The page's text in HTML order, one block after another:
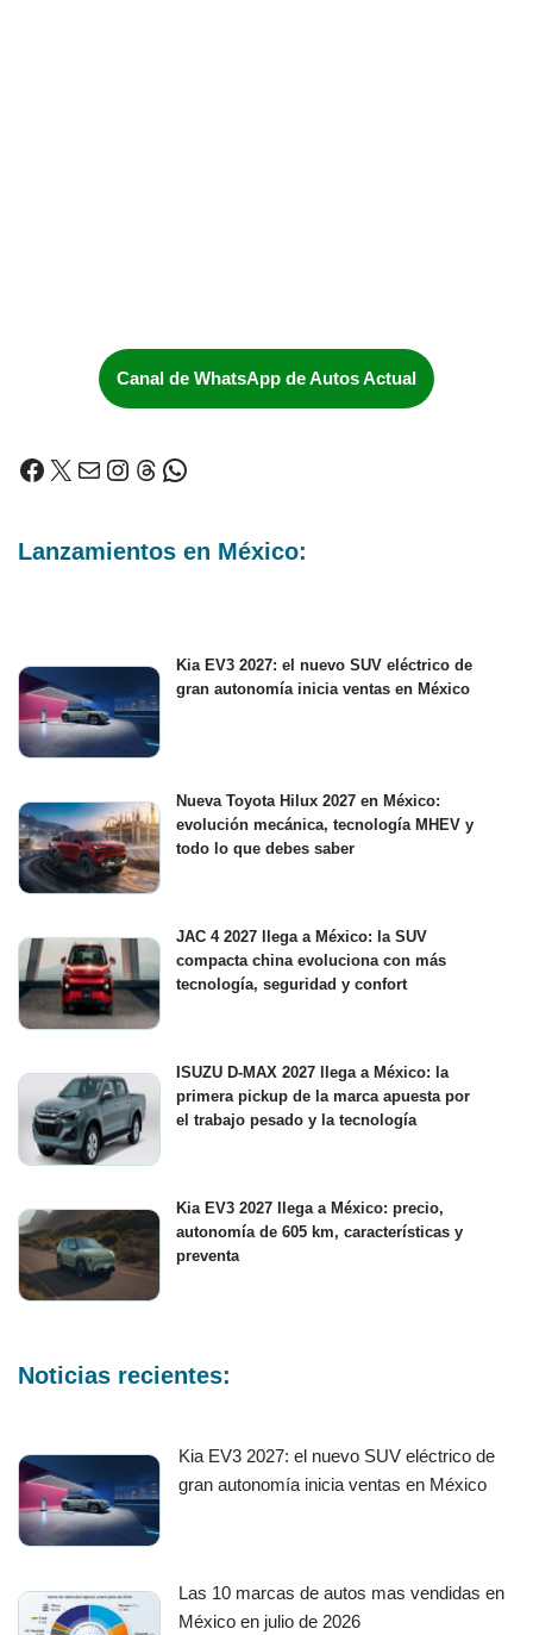
Canal de WhatsApp de Autos Actual
Lanzamientos en México:
Kia EV3 2027: el nuevo SUV eléctrico de
gran autonomía inicia ventas en México
Nueva Toyota Hilux 2027 en México:
evolución mecánica, tecnología MHEV y
todo lo que debes saber
JAC 4 2027 llega a México: la SUV
compacta china evoluciona con más
tecnología, seguridad y confort
ISUZU D-MAX 2027 llega a México: la
primera pickup de la marca apuesta por
el trabajo pesado y la tecnología
Kia EV3 2027 llega a México: precio,
autonomía de 605 km, características y
preventa
Noticias recientes:
Kia EV3 2027: el nuevo SUV eléctrico de
gran autonomía inicia ventas en México
Las 10 marcas de autos mas vendidas en
México en julio de 2026